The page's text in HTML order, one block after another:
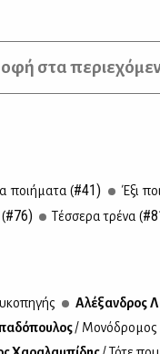
στα
ποι­ή­μα­τα (#41) Έξι
#76) Τέσ­σε­ρα τρέ­να (
Αλέ­ξαν­δρος
/ Μο­νό­δρο­μος